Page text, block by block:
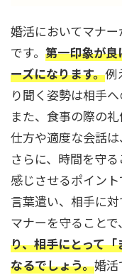
婚活においてマナ
です。 第一印象が
ーズになります。例
り聞く姿勢は相手
また、食事の際の
仕方や適度な会話は
さらに、時間を守
感じさせるポイン
言葉遣い、相手に
マナーを守ることで、
り、相手にとって
なるでしょう。婚活